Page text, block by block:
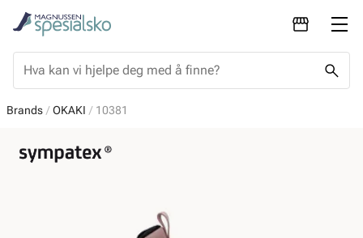
Brands OKAKI 10381